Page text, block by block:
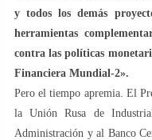
y todos los demás
herramientas
contra las políticas
Financiera Mundial-2».
Pero el tiempo apremia. El
la Unión Rusa de
Administración y al Banco